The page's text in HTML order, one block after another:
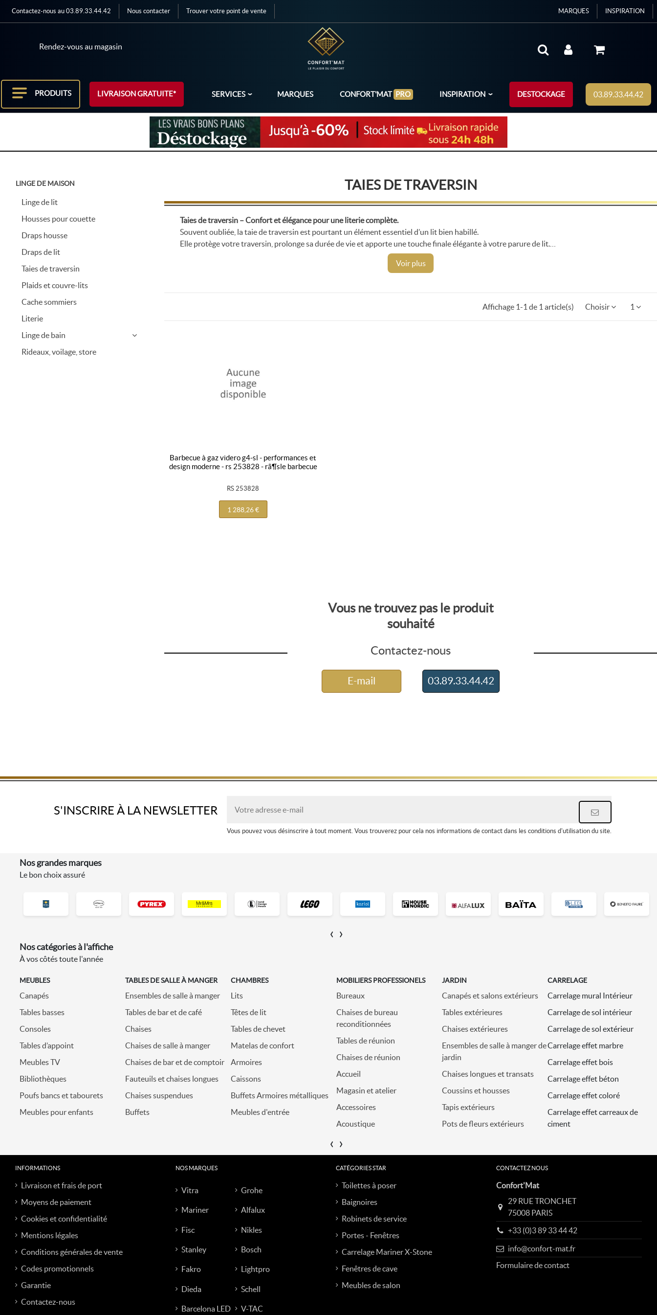
Contactez-nous au 03.89.33.44.42 Nous contacter Trouver votre point de vente MARQUES INSPIRATION
Rendez-vous au magasin
PRODUITS LIVRAISON GRATUITE* SERVICES MARQUES CONFORT'MAT PRO INSPIRATION DESTOCKAGE 03.89.33.44.42
TAIES DE TRAVERSIN
Taies de traversin – Confort et élégance pour une literie complète.
Souvent oubliée, la taie de traversin est pourtant un élément essentiel d’un lit bien habillé.
Elle protège votre traversin, prolonge sa durée de vie et apporte une touche finale élégante à votre parure de lit.
Chez Confort'Mat, nous vous proposons une sélection de taies de traversin de qualité, disponibles en différentes matières, tailles et coloris
pour s’harmoniser parfaitement avec le reste de votre linge de lit.💤 Pourquoi utiliser une taie de traversin?
Une taie adaptée permet de : • Préserver l’hygiène du traversin • Faciliter son entretien (lavage de la taie uniquement) • Apporter une
touche esthétique et décorative à votre lit • Assortir l’ensemble du linge de lit pour une chambre harmonieuse Entretien facile et
durableToutes nos taies de traversin sont : • Lavables en machine, avec instructions spécifiques selon les tissus • Résistantes aux lavages
Affichage 1-1 de 1 article(s) Choisir 1
barbecue à gaz videro g4-sl - performances et
design moderne - rs 253828 - rã¶sle barbecue
RS 253828
1 288,26 €
Vous ne trouvez pas le produit
souhaité
Contactez-nous
E-mail 03.89.33.44.42
LINGE DE MAISON
Linge de lit
Housses pour couette
Draps housse
Draps de lit
Taies de traversin
Plaids et couvre-lits
Cache sommiers
Literie
Linge de bain
Rideaux, voilage, store
S'INSCRIRE À LA NEWSLETTER
Vous pouvez vous désinscrire à tout moment. Vous trouverez pour cela nos informations de contact dans les conditions d'utilisation du site.
Nos grandes marques
Le bon choix assuré
‹ ›
Nos catégories à l'affiche
À vos côtés toute l'année
MEUBLES
Canapés
Tables basses
Consoles
Tables d’appoint
Meubles TV
Bibliothèques
Poufs bancs et tabourets
Meubles pour enfants
TABLES DE SALLE À MANGER
Ensembles de salle à manger
Tables de bar et de café
Chaises
Chaises de salle à manger
Chaises de bar et de comptoir
Fauteuils et chaises longues
Chaises suspendues
Buffets
CHAMBRES
Lits
Têtes de lit
Tables de chevet
Matelas de confort
Armoires
Caissons
Buffets Armoires métalliques
Meubles d'entrée
MOBILIERS PROFESSIONELS
Bureaux
Chaises de bureau
reconditionnées
Tables de réunion
Chaises de réunion
Accueil
Magasin et atelier
Accessoires
Acoustique
JARDIN
Canapés et salons extérieurs
Tables extérieures
Chaises extérieures
Ensembles de salle à manger de
jardin
Chaises longues et transats
Coussins et housses
Tapis extérieurs
Pots de fleurs extérieurs
CARRELAGE
Carrelage mural Intérieur
Carrelage de sol intérieur
Carrelage de sol extérieur
Carrelage effet marbre
Carrelage effet bois
Carrelage effet béton
Carrelage effet coloré
Carrelage effet carreaux de
ciment
‹ ›
INFORMATIONS
Livraison et frais de port
Moyens de paiement
Cookies et confidentialité
Mentions légales
Conditions générales de vente
Codes promotionnels
Garantie
Contactez-nous
NOS MARQUES
Vitra Grohe
Mariner Alfalux
Fisc Nikles
Stanley Bosch
Fakro Lightpro
Dieda Schell
Barcelona LED V-TAC
CATÉGORIES STAR
Toilettes à poser
Baignoires
Robinets de service
Portes - Fenêtres
Carrelage Mariner X-Stone
Fenêtres de cave
Meubles de salon
CONTACTEZ NOUS
Confort'Mat
29 RUE TRONCHET
75008 PARIS
+33 (0)3 89 33 44 42
info@confort-mat.fr
Formulaire de contact